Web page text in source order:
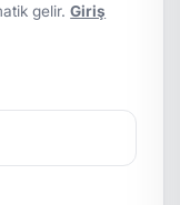
gelir.Giriş